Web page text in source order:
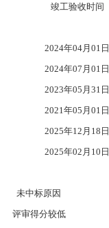
竣工验收时间
2024年04月01日
2024年07月01日
2023年05月31日
2021年05月01日
2025年12月18日
2025年02月10日
未中标原因
评审得分较低